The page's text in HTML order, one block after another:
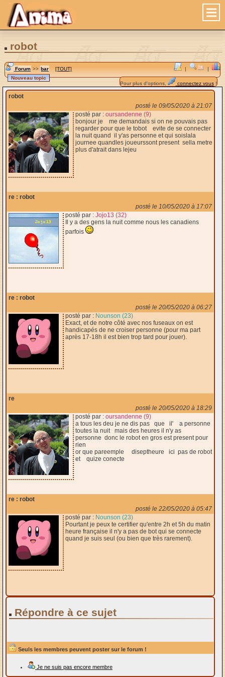
robot
| |
Forum >>bar [TOUT]
Pour plus d'options, connectez vous!
robot
posté le 09/05/2020 à 21:07
posté par : oursandenne (9)
bonjour je me demandais si on ne pouvais pas
regarder pour que le tobot evite de se connecter
la nuit quand il y'as personne et qui soislala
journee quandles joueurssont present sella metre
plus d'atrait dans lejeu
re : robot
posté le 10/05/2020 à 17:07
posté par : Jojo13 (32)
Il y a des gens la nuit comme nous les canadiens
parfois
re : robot
posté le 20/05/2020 à 06:27
posté par : Nounson (23)
Exact, et de notre côté avec nos fuseaux on est
handicapés de ne croiser personne (pour ma part
après 17-18h il est bien trop tard pour jouer).
re
posté le 20/05/2020 à 18:29
posté par : oursandenne (9)
a tous les deu je ne dis pas que il' a personne
toutes la nuit mais des heures il n'y as
personne donc le robot en gros est present pour
rien
or que pareemple diseptheure ici pas de robot
et quize conecte
re : robot
posté le 22/05/2020 à 05:47
posté par : Nounson (23)
Pourtant je peux te certifier qu'entre 2h et 5h du matin
heure française il n'y a pas de bot qui se connecte
quand je suis seul (ou bien que très rarement).
Répondre à ce sujet
Seuls les membres peuvent poster sur le forum !
Je ne suis pas encore membre